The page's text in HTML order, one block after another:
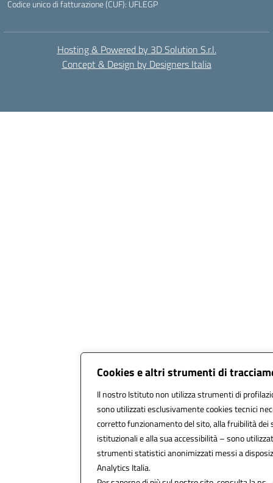
Cookies e altri strumenti di
Il nostro Istituto non utilizza strumenti di
sono utilizzati esclusivamente cookies tecnici
corretto funzionamento del sito, alla fruibilità dei
istituzionali e alla sua accessibilità – sono
strumenti statistici anonimizzati messi a
Analytics Italia.
Codice unico di fatturazione (CUF): UFLEGP
Hosting & Powered by 3D Solution S.r.l.
Concept & Design by Designers Italia